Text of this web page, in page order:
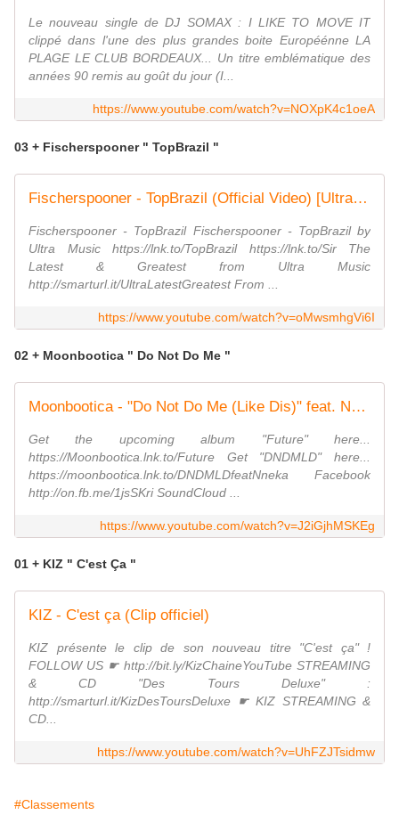
Le nouveau single de DJ SOMAX : I LIKE TO MOVE IT
clippé dans l'une des plus grandes boite Européénne LA
PLAGE LE CLUB BORDEAUX... Un titre emblématique des
années 90 remis au goût du jour (I...
https://www.youtube.com/watch?v=NOXpK4c1oeA
03 + Fischerspooner " TopBrazil "
Fischerspooner - TopBrazil (Official Video) [Ultra Music]
Fischerspooner - TopBrazil Fischerspooner - TopBrazil by
Ultra Music https://lnk.to/TopBrazil https://lnk.to/Sir The
Latest & Greatest from Ultra Music
http://smarturl.it/UltraLatestGreatest From ...
https://www.youtube.com/watch?v=oMwsmhgVi6I
02 + Moonbootica " Do Not Do Me "
Moonbootica - "Do Not Do Me (Like Dis)" feat. Nneka
Get the upcoming album "Future" here...
https://Moonbootica.lnk.to/Future Get "DNDMLD" here...
https://moonbootica.lnk.to/DNDMLDfeatNneka Facebook
http://on.fb.me/1jsSKri SoundCloud ...
https://www.youtube.com/watch?v=J2iGjhMSKEg
01 + KIZ " C'est Ça "
KIZ - C'est ça (Clip officiel)
KIZ présente le clip de son nouveau titre "C'est ça" !
FOLLOW US ☛ http://bit.ly/KizChaineYouTube STREAMING
& CD "Des Tours Deluxe" :
http://smarturl.it/KizDesToursDeluxe ☛ KIZ STREAMING &
CD...
https://www.youtube.com/watch?v=UhFZJTsidmw
#Classements